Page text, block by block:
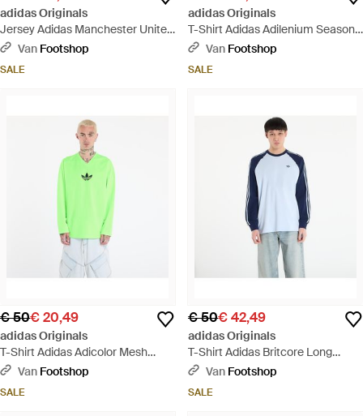
adidas Originals
Jersey Adidas Manchester United
Away Long Sleeve Jersey 90 -
Van Footshop
SALE
adidas Originals
T-Shirt Adidas Adilenium Season
4 Teamgeist Graphic Long Sleeve
Van Footshop
SALE
€ 50€ 20,49
adidas Originals
T-Shirt Adidas Adicolor Mesh
Long Sleeve Tee Signal - Groen
Van Footshop
SALE
€ 50€ 42,49
adidas Originals
T-Shirt Adidas Britcore Long
Sleeve Cali T-Shirt Crystal Sky/
Van Footshop
SALE